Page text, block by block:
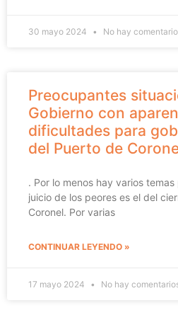
30 mayo 2024 No hay
Preocupantes
Gobierno con
dificultades para
del Puerto de
. Por lo menos hay varios
juicio de los peores es el del
Coronel. Por varias
CONTINUAR LEYENDO »
17 mayo 2024 No hay